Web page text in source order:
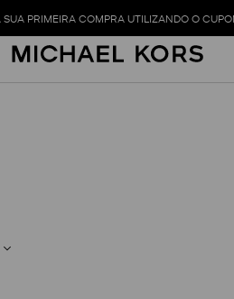
PRIMEIRA COMPRA UTILIZANDO O